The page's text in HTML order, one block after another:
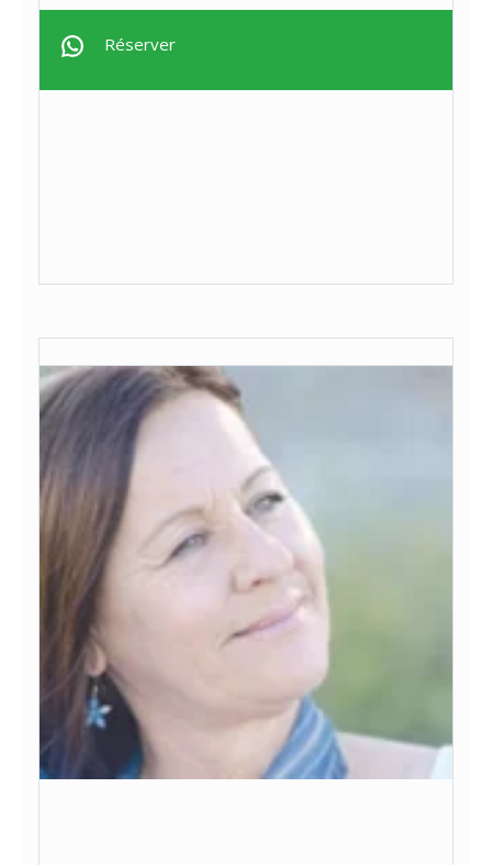
Réserver